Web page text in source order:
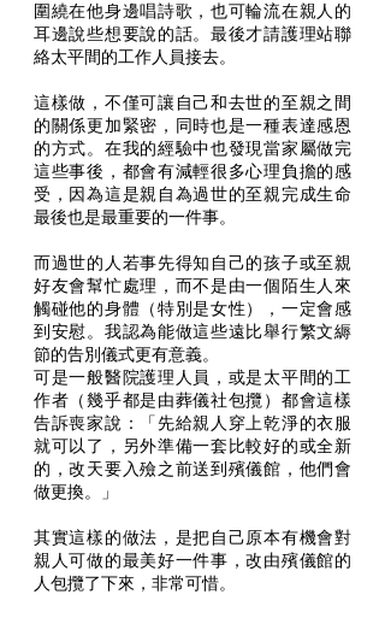
圍繞在他身邊唱詩歌，也可輪流在親人的
耳邊說些想要說的話。最後才請護理站聯
絡太平間的工作人員接去。
這樣做，不僅可讓自己和去世的至親之間
的關係更加緊密，同時也是一種表達感恩
的方式。在我的經驗中也發現當家屬做完
這些事後，都會有減輕很多心理負擔的感
受，因為這是親自為過世的至親完成生命
最後也是最重要的一件事。
而過世的人若事先得知自己的孩子或至親
好友會幫忙處理，而不是由一個陌生人來
觸碰他的身體（特別是女性），一定會感
到安慰。我認為能做這些遠比舉行繁文縟
節的告別儀式更有意義。
可是一般醫院護理人員，或是太平間的工
作者（幾乎都是由葬儀社包攬）都會這樣
告訴喪家說：「先給親人穿上乾淨的衣服
就可以了，另外準備一套比較好的或全新
的，改天要入殮之前送到殯儀館，他們會
做更換。」
其實這樣的做法，是把自己原本有機會對
親人可做的最美好一件事，改由殯儀館的
人包攬了下來，非常可惜。